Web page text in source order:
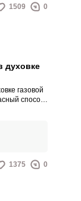
1509 0
духовке
газовой
способ
1375 0